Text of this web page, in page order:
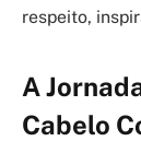
respeito,
A
Cabelo